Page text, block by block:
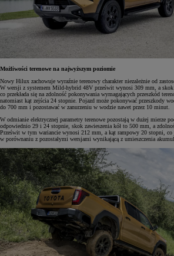
Możliwości terenowe na najwyższym poziomie
Nowy Hilux zachowuje wyraźnie terenowy charakter niezależnie od
W wersji z systemem Mild-hybrid 48V prześwit wynosi 309 mm, a skok
co przekłada się na zdolność pokonywania wymagających przeszkód
natomiast kąt zejścia 24 stopnie. Pojazd może pokonywać przeszkody
do 700 mm i pozostawać w zanurzeniu w wodzie nawet przez 10 minut.
W odmianie elektrycznej parametry terenowe pozostają w dużej mierze
odpowiednio 29 i 24 stopnie, skok zawieszenia kół to 500 mm, a
Prześwit w tym wariancie wynosi 212 mm, a kąt rampowy 20 stopni, co
w porównaniu z pozostałymi wersjami wynikającą z umieszczenia